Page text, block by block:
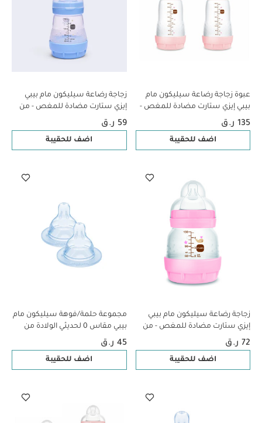
عبوة زجاجة رضاعة سيليكون مام
بيبي إيزي ستارت مضادة للمغص -
لايف بينك وبيج - 260 مل -
135 ر.ق
اضف للحقيبة
زجاجة رضاعة سيليكون مام بيبي
إيزي ستارت مضادة للمغص - من
عمر 0 ​​أشهر فما فوق | سي لايف
بلو - 160 مل - عبوة من قطعة
59 ر.ق
اضف للحقيبة
زجاجة رضاعة سيليكون مام بيبي
إيزي ستارت مضادة للمغص - من
عمر 0 ​​أشهر فما فوق | سي لايف
بينك - 130 مل - عبوة من قطعة
72 ر.ق
اضف للحقيبة
مجموعة حلمة/فوهة سيليكون مام
بيبي مقاس 0 لحديثي الولادة من
عمر 0 شهر فما فوق | شفاف –
عبوة قطعتين
45 ر.ق
اضف للحقيبة